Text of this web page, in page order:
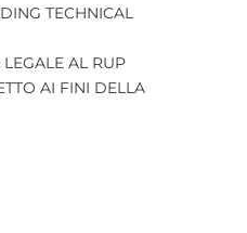
TECHNICAL
AL RUP
AI FINI DELLA